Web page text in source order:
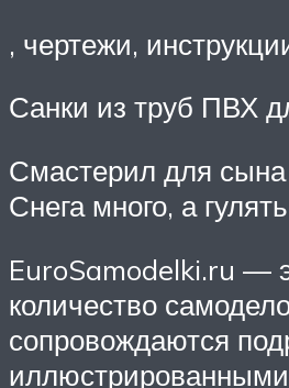
, чертежи,
Санки из труб ПВХ
Смастерил для сына
Снега много, а
EuroSamodelki.ru —
количество
сопровождаются